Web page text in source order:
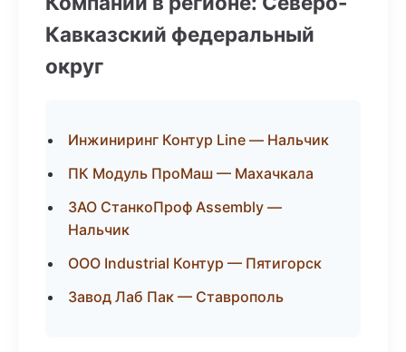
Кавказский федеральный
округ
Инжиниринг Контур Line — Нальчик
ПК Модуль ПроМаш — Махачкала
ЗАО СтанкоПроф Assembly —
Нальчик
ООО Industrial Контур — Пятигорск
Завод Лаб Пак — Ставрополь